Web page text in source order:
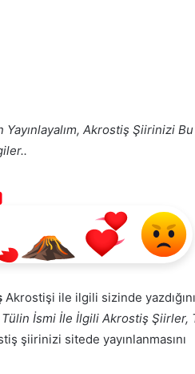
Akrostiş Şiirinizi
Akrostişi ile ilgili sizinde
Tülin İsmi İle İlgili Akrostiş Şiirler,
şiirinizi sitede yayınlanmasını